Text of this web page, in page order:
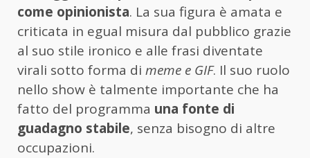
come opinionista. La sua figura è amata e
criticata in egual misura dal pubblico grazie
al suo stile ironico e alle frasi diventate
virali sotto forma di meme e GIF. Il suo ruolo
nello show è talmente importante che ha
fatto del programma una fonte di
guadagno stabile, senza bisogno di altre
occupazioni.